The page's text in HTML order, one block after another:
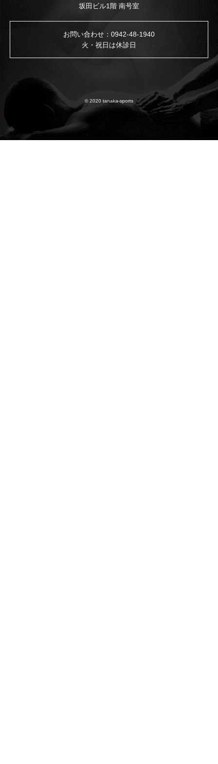
坂田ビル1階 南号室
お問い合わせ： 0942-48-1940
火・祝日は休診日
© 2020 tanaka-sports